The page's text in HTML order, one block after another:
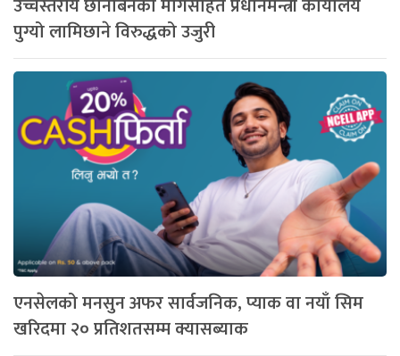
उच्चस्तरीय छानबिनको मागसहित प्रधानमन्त्री कार्यालय
पुग्यो लामिछाने विरुद्धको उजुरी
एनसेलको मनसुन अफर सार्वजनिक, प्याक वा नयाँ सिम
खरिदमा २० प्रतिशतसम्म क्यासब्याक